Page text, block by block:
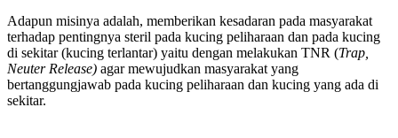
Adapun misinya adalah, memberikan kesadaran pada masyarakat
terhadap pentingnya steril pada kucing peliharaan dan pada kucing
di sekitar (kucing terlantar) yaitu dengan melakukan TNR (Trap,
Neuter Release) agar mewujudkan masyarakat yang
bertanggungjawab pada kucing peliharaan dan kucing yang ada di
sekitar.